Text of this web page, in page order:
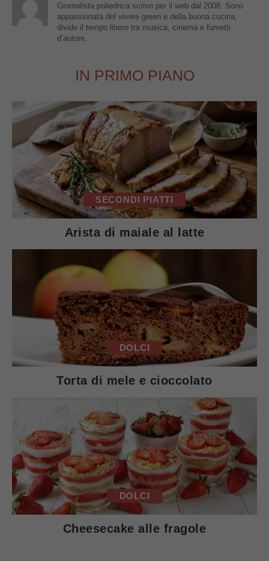
Giornalista poliedrica scrivo per il web dal 2008. Sono
appassionata del vivere green e della buona cucina,
divido il tempo libero tra musica, cinema e fumetti
d’autore.
IN PRIMO PIANO
SECONDI PIATTI
Arista di maiale al latte
DOLCI
Torta di mele e cioccolato
DOLCI
Cheesecake alle fragole